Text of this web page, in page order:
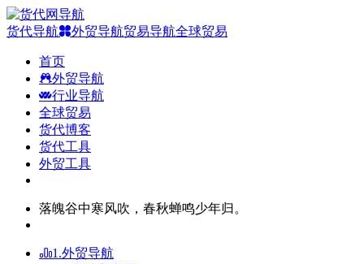
货代导航 外贸导航贸易导航全球贸易
首页
外贸导航
行业导航
全球贸易
货代博客
货代工具
外贸工具
落魄谷中寒风吹，春秋蝉鸣少年归。
1.外贸导航